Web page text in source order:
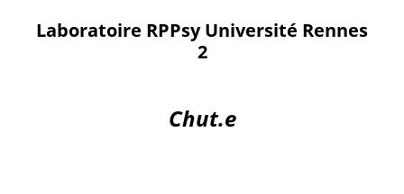
Laboratoire RPPsy Université Rennes
2
Chut.e